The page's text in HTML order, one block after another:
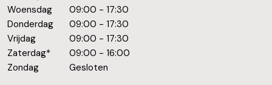
Woensdag
09:00 - 17:30
Donderdag
09:00 - 17:30
Vrijdag
09:00 - 17:30
Zaterdag*
09:00 - 16:00
Zondag
Gesloten